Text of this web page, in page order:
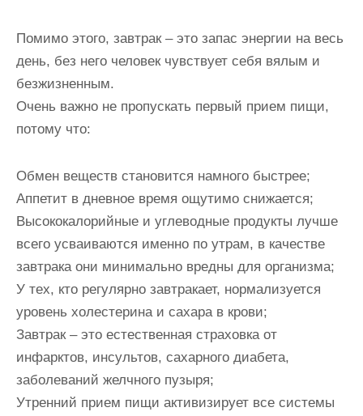
Помимо этого, завтрак – это запас энергии на весь
день, без него человек чувствует себя вялым и
безжизненным.
Очень важно не пропускать первый прием пищи,
потому что:
Обмен веществ становится намного быстрее;
Аппетит в дневное время ощутимо снижается;
Высококалорийные и углеводные продукты лучше
всего усваиваются именно по утрам, в качестве
завтрака они минимально вредны для организма;
У тех, кто регулярно завтракает, нормализуется
уровень холестерина и сахара в крови;
Завтрак – это естественная страховка от
инфарктов, инсультов, сахарного диабета,
заболеваний желчного пузыря;
Утренний прием пищи активизирует все системы